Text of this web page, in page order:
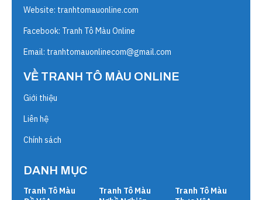
Website: tranhtomauonline.com
Facebook: Tranh Tô Màu Online
Email: tranhtomauonlinecom@gmail.com
VỀ TRANH TÔ MÀU ONLINE
Giới thiệu
Liên hệ
Chính sách
DANH MỤC
Tranh Tô Màu
Tranh Tô Màu
Tranh Tô Màu